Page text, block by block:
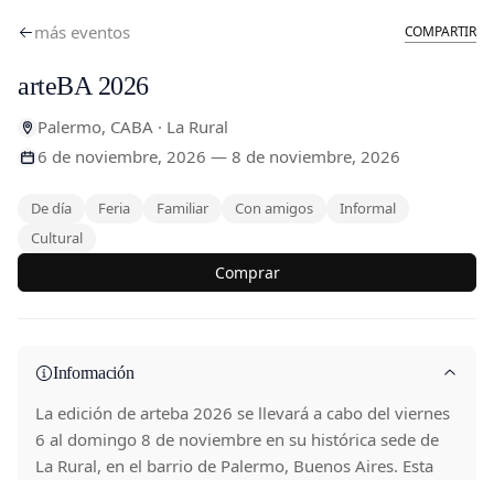
más eventos COMPARTIR
arteBA 2026
Palermo, CABA · La Rural
6 de noviembre, 2026 — 8 de noviembre, 2026
De día Feria Familiar Con amigos
Informal
Cultural
Comprar
Información
La edición de arteba 2026 se llevará a cabo del viernes
6 al domingo 8 de noviembre en su histórica sede de
La Rural, en el barrio de Palermo, Buenos Aires. Esta